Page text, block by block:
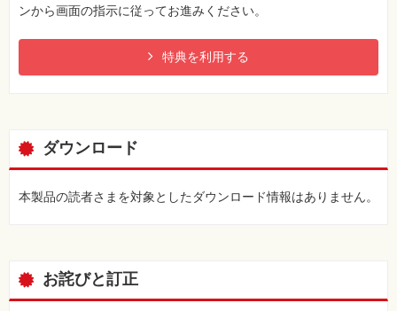
ンから画面の指示に従ってお進みください。
特典を利用する
ダウンロード
本製品の読者さまを対象としたダウンロード情報はありません。
お詫びと訂正